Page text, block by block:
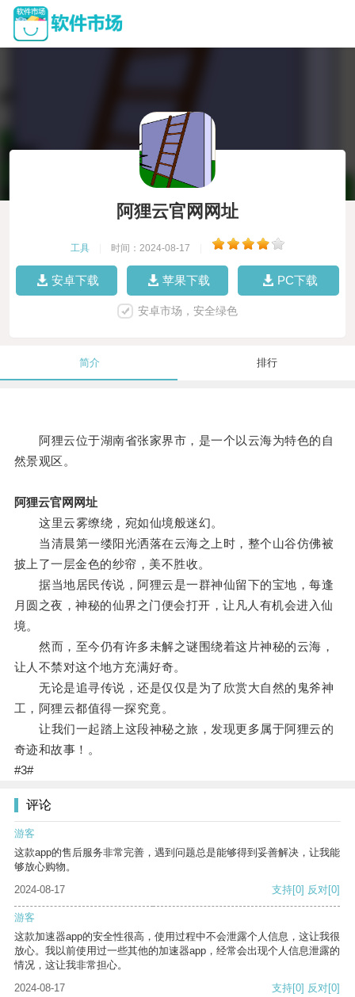
阿狸云官网网址
工具 时间：2024-08-17
安卓下载 苹果下载 PC下载
安卓市场，安全绿色
简介 排行
阿狸云位于湖南省张家界市，是一个以云海为特色的自
然景观区。
阿狸云官网网址
这里云雾缭绕，宛如仙境般迷幻。
当清晨第一缕阳光洒落在云海之上时，整个山谷仿佛被
披上了一层金色的纱帘，美不胜收。
据当地居民传说，阿狸云是一群神仙留下的宝地，每逢
月圆之夜，神秘的仙界之门便会打开，让凡人有机会进入仙
境。
然而，至今仍有许多未解之谜围绕着这片神秘的云海，
让人不禁对这个地方充满好奇。
无论是追寻传说，还是仅仅是为了欣赏大自然的鬼斧神
工，阿狸云都值得一探究竟。
让我们一起踏上这段神秘之旅，发现更多属于阿狸云的
奇迹和故事！。
#3#
评论
游客
这款app的售后服务非常完善，遇到问题总是能够得到妥善解决，让我能
够放心购物。
2024-08-17
支持[0] 反对[0]
游客
这款加速器app的安全性很高，使用过程中不会泄露个人信息，这让我很
放心。我以前使用过一些其他的加速器app，经常会出现个人信息泄露的
情况，这让我非常担心。
2024-08-17
支持[0] 反对[0]